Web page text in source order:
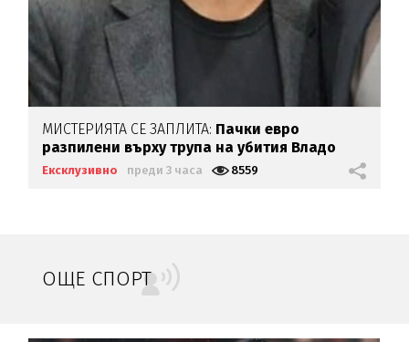
МИСТЕРИЯТА СЕ ЗАПЛИТА: Пачки евро
разпилени върху трупа на убития Владо
Загатото
Ексклузивно преди 3 часа 8559
ОЩЕ СПОРТ